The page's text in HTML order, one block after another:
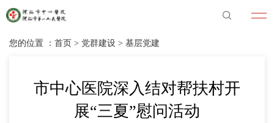
您的位置 ： 首页 > 党群建设 > 基层党建
市中心医院深入结对帮扶村开
展“三夏”慰问活动